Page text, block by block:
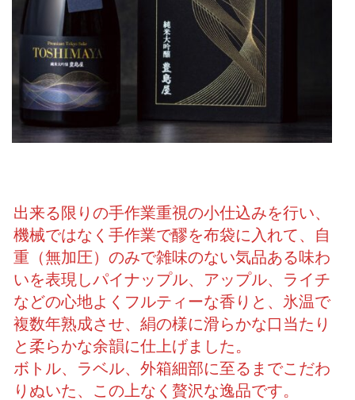
出来る限りの手作業重視の小仕込みを行い、
機械ではなく手作業で醪を布袋に入れて、自
重（無加圧）のみで雑味のない気品ある味わ
いを表現しパイナップル、アップル、ライチ
などの心地よくフルティーな香りと、氷温で
複数年熟成させ、絹の様に滑らかな口当たり
と柔らかな余韻に仕上げました。
ボトル、ラベル、外箱細部に至るまでこだわ
りぬいた、この上なく贅沢な逸品です。